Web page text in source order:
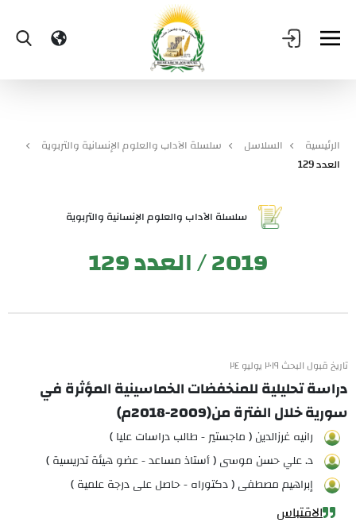
الرئيسية السلاسل
سلسلة الآداب والعلوم الإنسانية والتربوية
العدد 129
سلسلة الآداب والعلوم الإنسانية والتربوية
2019 / العدد 129
تاريخ قبول البحث ٢٠١٩ يوليو ٢٤
دراسة تحليلية للمنخفضات الخماسينية المؤثرة في
سورية خلال الفترة من(2009-2018م)
رانيه غرزالدين ( ماجستير - طالب دراسات عليا )
د. علي حسن موسى ( أستاذ مساعد - عضو هيئة تدريسية )
إبراهيم مصطفى ( دكتوراه - حاصل على درجة علمية )
الاقتباس